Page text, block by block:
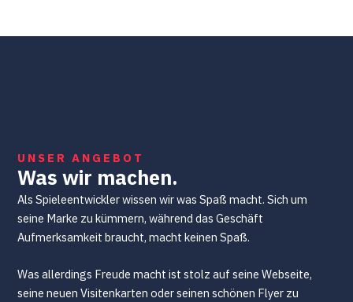
UNSER ANGEBOT
Was wir machen.
Als Spieleentwickler wissen wir was Spaß macht. Sich um
seine Marke zu kümmern, während das Geschäft
Aufmerksamkeit braucht, macht keinen Spaß.
Was allerdings Freude macht ist stolz auf seine Webseite,
seine neuen Visitenkarten oder seinen schönen Flyer zu